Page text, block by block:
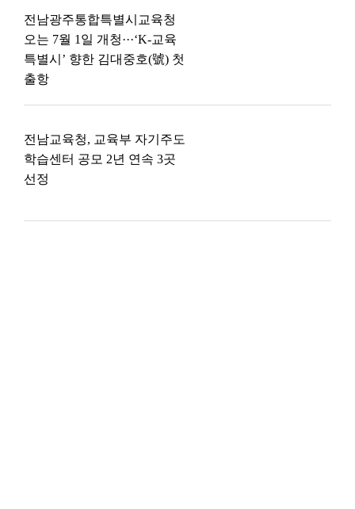
전남광주통합특별시교육청
오는 7월 1일 개청···‘K-교육
특별시’ 향한 김대중호(號) 첫
출항
전남교육청, 교육부 자기주도
학습센터 공모 2년 연속 3곳
선정